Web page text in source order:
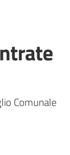
Comunale